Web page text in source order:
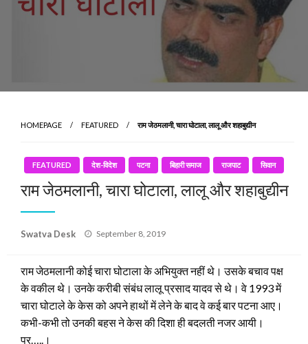
HOMEPAGE FEATURED राम जेठमलानी, चारा घोटाला, लालू और शहाबुद्यीन
FEATURED देश-विदेश पटना बिहारी समाज राजपाट सिवान
राम जेठमलानी, चारा घोटाला, लालू और शहाबुद्यीन
Swatva Desk
Posted
September 8, 2019
राम जेठमलानी कोई चारा घोटाला के अभियुक्त नहीं थे। उसके बचाव पक्ष
के वकील थे। उनके करीबी संबंध लालू प्रसाद यादव से थे। वे 1993 में
चारा घोटाले के केस को अपने हाथों में लेने के बाद वे कई बार पटना आए।
कभी-कभी तो उनकी बहस ने केस की दिशा ही बदलती नजर आयी।
पर…..।